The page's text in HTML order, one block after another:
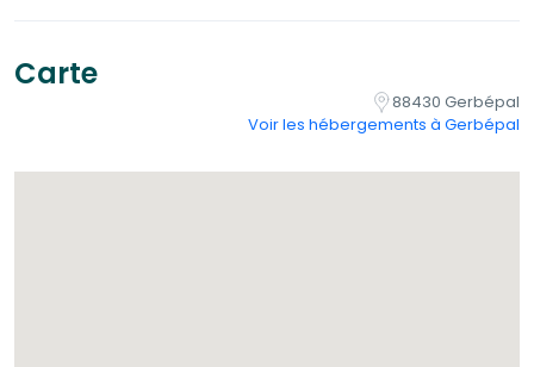
Carte
88430 Gerbépal
Voir les hébergements à Gerbépal